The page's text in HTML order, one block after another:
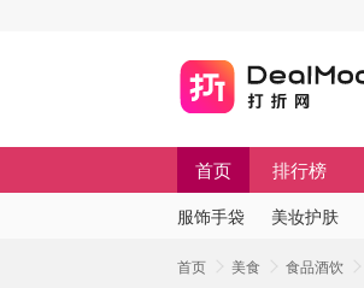
首页 排行榜
服饰手袋 美妆护肤
首页 美食 食品酒饮